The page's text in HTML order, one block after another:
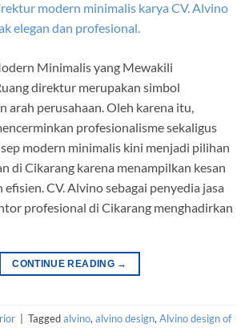
Minimalis yang Mewakili
direktur merupakan simbol
arah perusahaan. Oleh karena itu,
profesionalisme sekaligus
modern minimalis kini menjadi pilihan
di Cikarang karena menampilkan kesan
efisien. CV. Alvino sebagai penyedia jasa
profesional di Cikarang menghadirkan
CONTINUE READING →
Taggedalvino,alvino design,Alvino design of